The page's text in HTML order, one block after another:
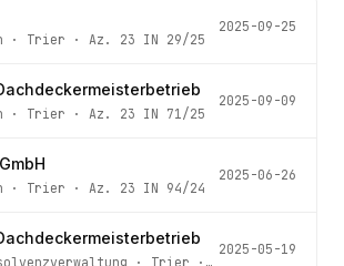
· Trier · Az. 23 IN 29/25
2025-09-25
· Trier · Az. 23 IN 71/25
2025-09-09
· Trier · Az. 23 IN 94/24
2025-06-26
· Trier · Az.
2025-05-19